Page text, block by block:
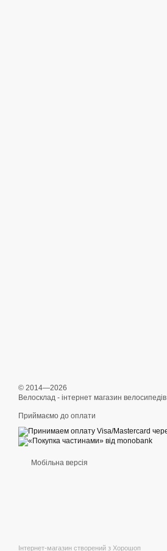
© 2014—2026
Велосклад - інтернет магазин велосипедів
Приймаємо до оплати
Мобільна версія
Інтернет-магазин створений з Хорошоп